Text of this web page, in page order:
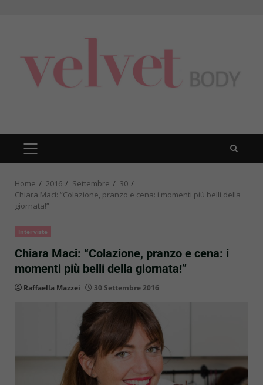
PRIMARY
MENU
Home 2016 Settembre
30
Chiara Maci: “Colazione, pranzo e cena: i momenti più belli della
giornata!”
Interviste
Chiara Maci: “Colazione, pranzo e cena: i
momenti più belli della giornata!”
Raffaella Mazzei 30 Settembre 2016